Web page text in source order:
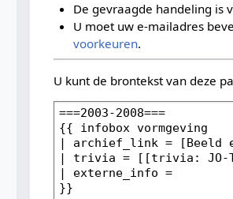
De gevraagde handeling is
U moet uw e-mailadres
voorkeuren.
U kunt de brontekst van deze